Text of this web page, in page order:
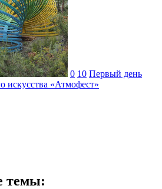
0 10 Первый день
искусства «Атмофест»
темы: